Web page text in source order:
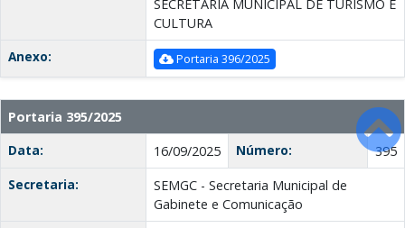
SECRETARIA MUNICIPAL DE TURISMO E
CULTURA
Anexo:
Portaria 396/2025
Portaria 395/2025
Data:
16/09/2025 Número:
395
Secretaria:
SEMGC - Secretaria Municipal de
Gabinete e Comunicação